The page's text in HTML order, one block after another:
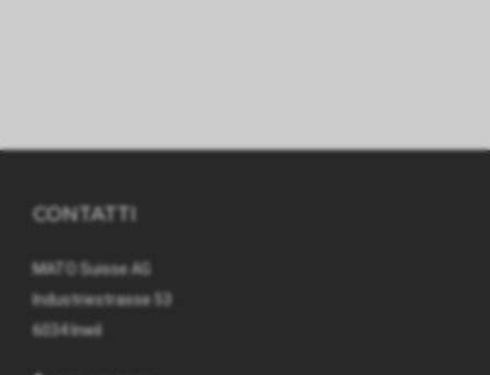
CONTATTI
MATO Suisse AG
Industriestrasse 53
6034 Inwil